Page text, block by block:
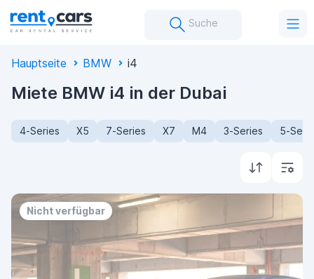
Suche
Hauptseite BMW I4
Miete BMW i4 in der Dubai
4-Series X5 7-Series X7 M4 3-Series 5-
Nicht verfügbar